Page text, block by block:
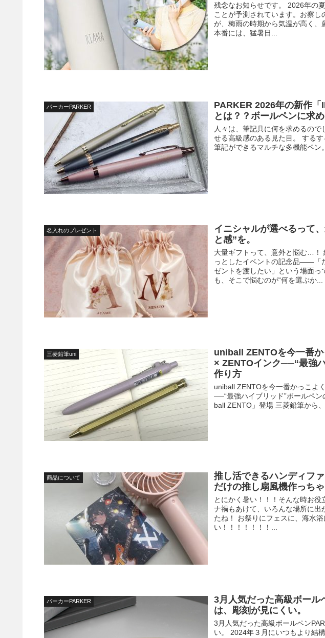
残念なお知らせです。 2026年の
ことが予測されています。お察
が、梅雨の時期から気温が高く
本番には、猛暑日...
パーカーPARKER
PARKER 2026年の新作「
とは？？ボールペンに求
人々は、筆記具に何を求めるの
せる高級感のある見た目。 する
筆記ができるマルチな多機能ペン
名入れのプレゼント
イニシャルが選べるって
と感”を。
大量ギフトって、意外と悩む…！
っとしたイベントの記念品――「
ゼントを渡したい」という場面
も、そこで悩むのが“何を選ぶか...
三菱鉛筆uni
uniball ZENTOを今一番
× ZENTOインク──“最強
作り方
uniball ZENTOを今一番かっこよ
──“最強ハイブリッド”ボールペ
ball ZENTO」登場 三菱鉛筆から
商品について
推し活できるハンディフ
だけの推し扇風機作っちゃ
とにかく暑い！！！そんな時お
ナ禍もあけて、いろんな場所に出
たね！ お祭りにフェスに、海水
い！！！！！！！...
パーカーPARKER
3月人気だった高級ボール
は、彫刻が見にくい。
3月人気だった高級ボールペン
い。 2024年３月にいつもより結